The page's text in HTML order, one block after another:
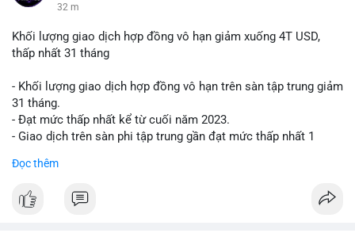
32 m
Khối lượng giao dịch hợp đồng vô hạn giảm xuống 4T USD,
thấp nhất 31 tháng
- Khối lượng giao dịch hợp đồng vô hạn trên sàn tập trung giảm
31 tháng.
- Đạt mức thấp nhất kể từ cuối năm 2023.
- Giao dịch trên sàn phi tập trung gần đạt mức thấp nhất 1
Đọc thêm